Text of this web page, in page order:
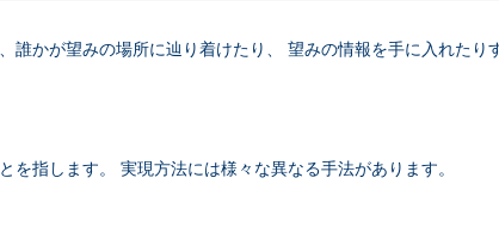
かが望みの場所に辿り着けたり、 望みの情報を手に入れたり
指します。 実現方法には様々な異なる手法があります。